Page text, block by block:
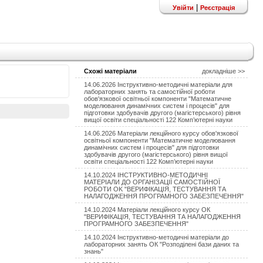
Увійти Реєстрація
Схожі матеріали
докладніше >>
14.06.2026 Інструктивно-методичні матеріали для
лабораторних занять та самостійної роботи
обов'язкової освітньої компоненти "Математичне
моделювання динамічних систем і процесів" для
підготовки здобувачів другого (магістерського) рівня
вищої освіти спеціальності 122 Комп’ютерні науки
14.06.2026 Матеріали лекційного курсу обов'язкової
освітньої компоненти "Математичне моделювання
динамічних систем і процесів" для підготовки
здобувачів другого (магістерського) рівня вищої
освіти спеціальності 122 Комп’ютерні науки
14.10.2024 ІНСТРУКТИВНО-МЕТОДИЧНІ
МАТЕРІАЛИ ДО ОРГАНІЗАЦІЇ САМОСТІЙНОЇ
РОБОТИ OK "ВЕРИФІКАЦІЯ, ТЕСТУВАННЯ ТА
НАЛАГОДЖЕННЯ ПРОГРАМНОГО ЗАБЕЗПЕЧЕННЯ"
14.10.2024 Матеріали лекційного курсу ОК
"ВЕРИФІКАЦІЯ, ТЕСТУВАННЯ ТА НАЛАГОДЖЕННЯ
ПРОГРАМНОГО ЗАБЕЗПЕЧЕННЯ"
14.10.2024 Інструктивно-методичні матеріали до
лабораторних занять ОК "Розподілені бази даних та
знань"